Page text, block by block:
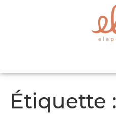
Étiquette :